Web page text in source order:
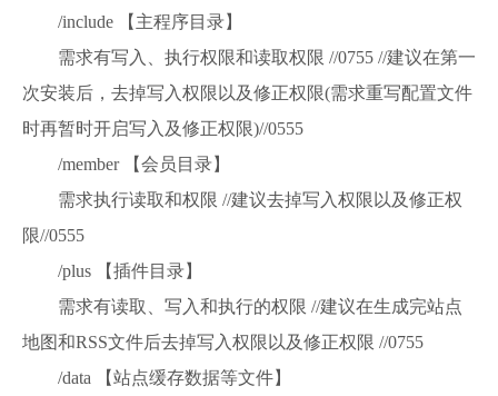
/include 【主程序目录】
需求有写入、执行权限和读取权限 //0755 //建议在第一
次安装后，去掉写入权限以及修正权限(需求重写配置文件
时再暂时开启写入及修正权限)//0555
/member 【会员目录】
需求执行读取和权限 //建议去掉写入权限以及修正权
限//0555
/plus 【插件目录】
需求有读取、写入和执行的权限 //建议在生成完站点
地图和RSS文件后去掉写入权限以及修正权限 //0755
/data 【站点缓存数据等文件】